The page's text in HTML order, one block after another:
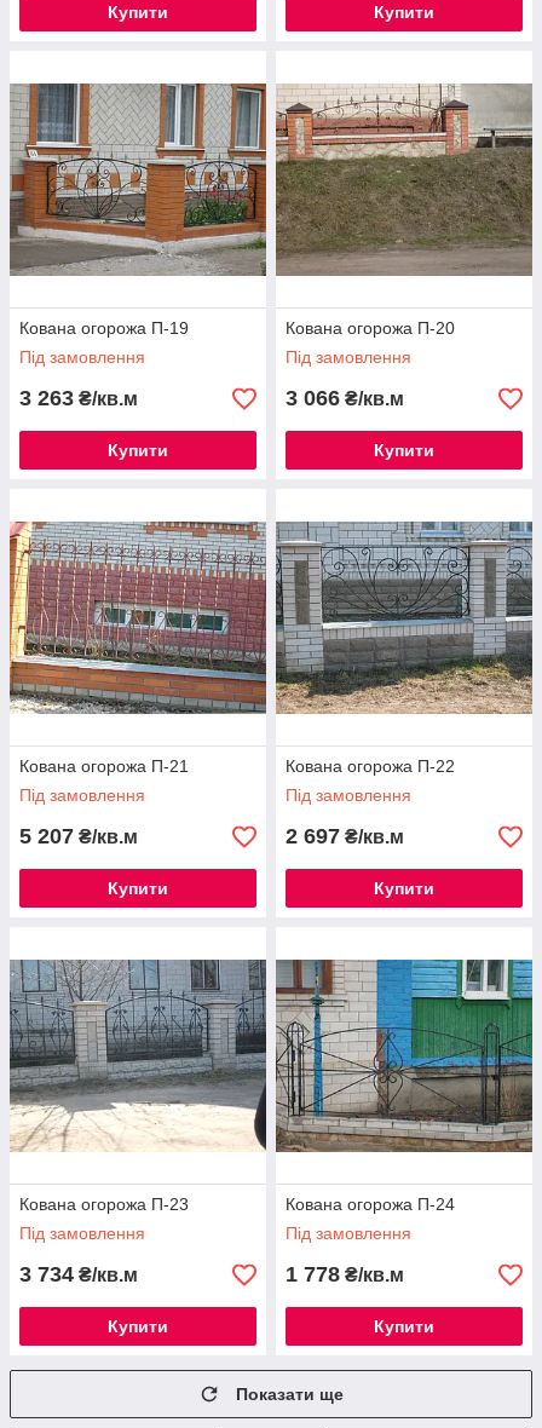
Купити Купити
Кована огорожа П-19
Під замовлення
3 263 ₴/кв.м
Купити
Кована огорожа П-20
Під замовлення
3 066 ₴/кв.м
Купити
Кована огорожа П-21
Під замовлення
5 207 ₴/кв.м
Купити
Кована огорожа П-22
Під замовлення
2 697 ₴/кв.м
Купити
Кована огорожа П-23
Під замовлення
3 734 ₴/кв.м
Купити
Кована огорожа П-24
Під замовлення
1 778 ₴/кв.м
Купити
Показати ще